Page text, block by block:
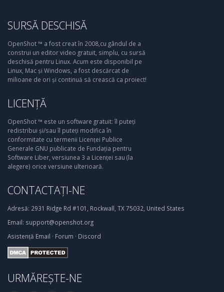
SURSĂ DESCHISĂ
OpenShot ™ a fost creat în 2008,cu gândul de a
construi un editor video gratuit, simplu, cu sursă
deschisă pentru Linux. Acum este disponibil pe
Linux, Mac și Windows, a fost descărcat de
milioane de ori și continuă să crească ca proiect!
LICENȚĂ
OpenShot ™ este un software gratuit: îl puteți
redistribui și/sau îl puteți modifica în
conformitate cu termenii Licenței Publice
Generale GNU publicate de Fundația pentru
Software Liber, versiunea 3 a Licenței sau (la
alegere) orice versiune ulterioară.
CONTACTAȚI-NE
Adresă: 2931 Ridge Rd #101, Rockwall, TX 75032, United States
Email: support@openshot.org
Asistență Email · Forum · Discord
URMĂREȘTE-NE